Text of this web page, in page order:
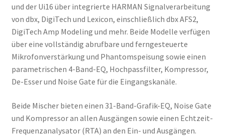
und der Ui16 über integrierte HARMAN Signalverarbeitung
von dbx, DigiTech und Lexicon, einschließlich dbx AFS2,
DigiTech Amp Modeling und mehr. Beide Modelle verfügen
über eine vollständig abrufbare und ferngesteuerte
Mikrofonverstärkung und Phantomspeisung sowie einen
parametrischen 4-Band-EQ, Hochpassfilter, Kompressor,
De-Esser und Noise Gate für die Eingangskanäle.
Beide Mischer bieten einen 31-Band-Grafik-EQ, Noise Gate
und Kompressor an allen Ausgängen sowie einen Echtzeit-
Frequenzanalysator (RTA) an den Ein- und Ausgängen.